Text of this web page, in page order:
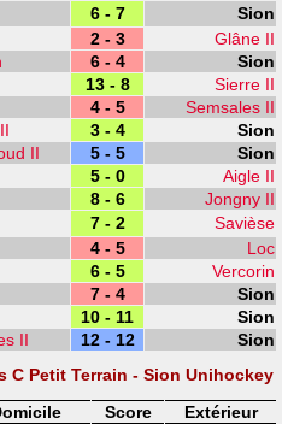
6 - 7
Sion
2 - 3
Glâne II
6 - 4
Sion
13 - 8
Sierre II
4 - 5
Semsales II
3 - 4
Sion
II 5 - 5
Sion
5 - 0
Aigle II
8 - 6
Jongny II
7 - 2
Savièse
4 - 5
Loc
6 - 5
Vercorin
7 - 4
Sion
10 - 11
Sion
II 12 - 12
Sion
C Petit Terrain - Sion Unihockey
Score
Extérieur